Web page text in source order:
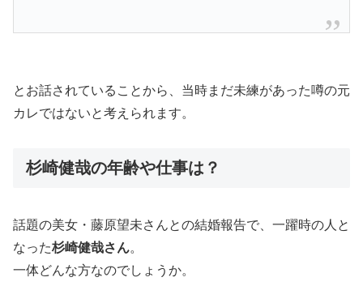
とお話されていることから、当時まだ未練があった噂の元
カレではないと考えられます。
杉崎健哉の年齢や仕事は？
話題の美女・藤原望未さんとの結婚報告で、一躍時の人と
なった杉崎健哉さん。
一体どんな方なのでしょうか。